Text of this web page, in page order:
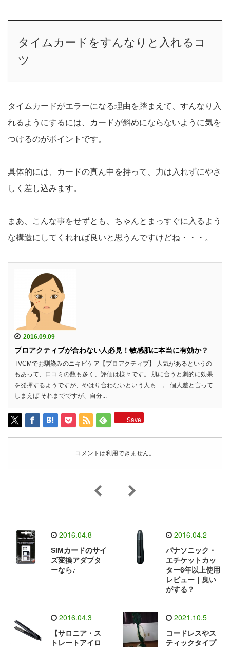
タイムカードをすんなりと入れるコ
ツ
タイムカードがエラーになる理由を踏まえて、すんなり入
れるようにするには、カードが斜めにならないように気を
つけるのがポイントです。
具体的には、カードの真ん中を持って、力は入れずにやさ
しく差し込みます。
まあ、こんな事をせずとも、ちゃんとまっすぐに入るよう
な構造にしてくれれば良いと思うんですけどね・・・。
2016.09.09
プロアクティブが合わない人必見！敏感肌に本当に有効か？
TVCMでお馴染みのニキビケア【プロアクティブ】 人気があるというの
もあって、口コミの数も多く、評価は様々です。 肌に合うと劇的に効果
を発揮するようですが、やはり合わないという人も…。 個人差と言って
しまえば それまでですが、自分...
Save
コメントは利用できません。
2016.04.8
SIMカードのサイ
ズ変換アダプタ
ーなら♪
2016.04.2
パナソニック・
エチケットカッ
ター6年以上使用
レビュー｜臭い
がする？
2016.04.3
【サロニア・ス
トレートアイロ
2021.10.5
コードレスやス
ティックタイプ